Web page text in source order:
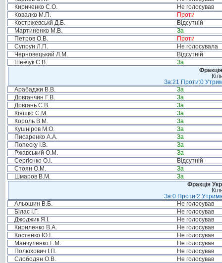
Кириченко С.О.
Не голосував
Ковалко М.П.
Проти
Костржевськй Д.Б.
Відсутній
Мартиненко М.В.
За
Петров О.В.
Проти
Супрун Л.П.
Не голосувала
Черновецький Л.М.
Відсутній
Шевчук С.В.
За
За:21 Проти:0
Арабаджи В.В.
За
Довганчин Г.В.
За
Довгань С.В.
За
Кіяшко С.М.
За
Король В.М.
За
Кушніров М.О.
За
Писаренко А.А.
За
Попеску І.В.
За
Ржавський О.М.
За
Сергієнко О.І.
Відсутній
Стоян О.М.
За
Шмаров В.М.
За
Фракція
За:0 Проти:2
Альошин В.Б.
Не голосував
Білас І.Г.
Не голосував
Джоджик Я.І.
Не голосував
Кириленко В.А.
Не голосував
Костенко Ю.І.
Не голосував
Манчуленко Г.М.
Не голосував
Полюхович І.П.
Не голосував
Слободян О.В.
Не голосував